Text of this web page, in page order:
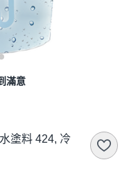
滿意
塗料 424, 冷